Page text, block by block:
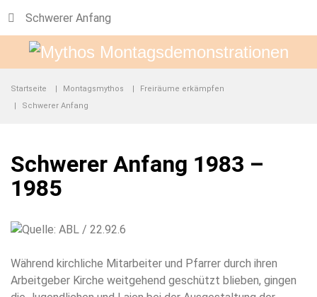
Schwerer Anfang
Startseite Montagsmythos
Freiräume erkämpfen
Schwerer Anfang
Schwerer Anfang 1983 –
1985
Während kirchliche Mitarbeiter und Pfarrer durch ihren
Arbeitgeber Kirche weitgehend geschützt blieben, gingen